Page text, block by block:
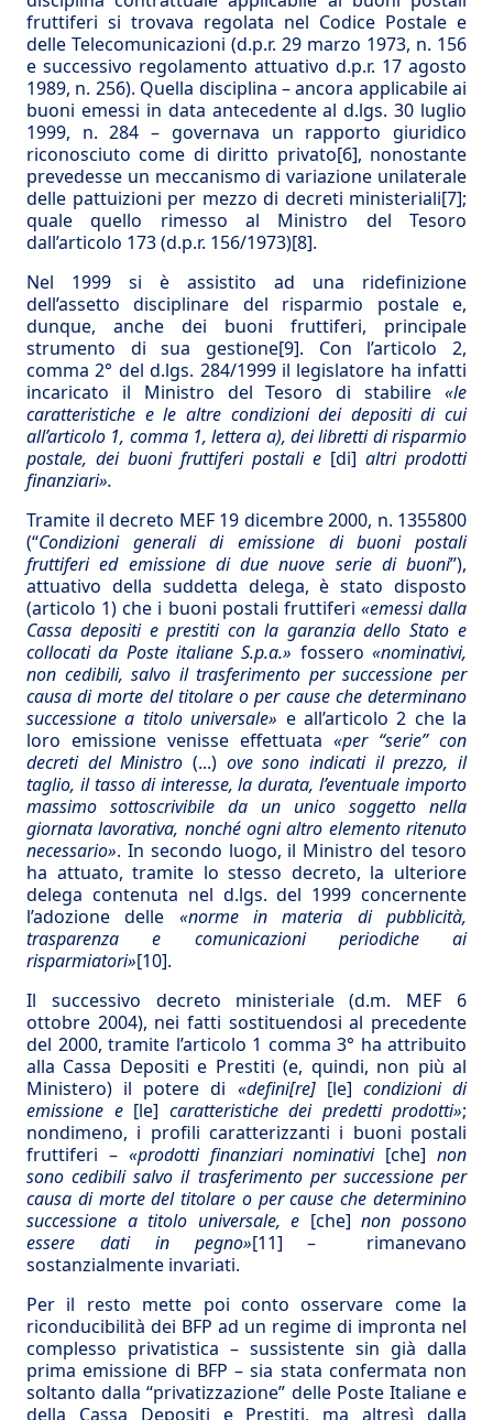
fruttiferi si trovava regolata nel Codice Postale e
delle Telecomunicazioni (d.p.r. 29 marzo 1973, n. 156
e successivo regolamento attuativo d.p.r. 17 agosto
1989, n. 256). Quella disciplina – ancora applicabile ai
buoni emessi in data antecedente al d.lgs. 30 luglio
1999, n. 284 – governava un rapporto giuridico
riconosciuto come di diritto privato[6], nonostante
prevedesse un meccanismo di variazione unilaterale
delle pattuizioni per mezzo di decreti ministeriali[7];
quale quello rimesso al Ministro del Tesoro
dall’articolo 173 (d.p.r. 156/1973)[8].
Nel 1999 si è assistito ad una ridefinizione
dell’assetto disciplinare del risparmio postale e,
dunque, anche dei buoni fruttiferi, principale
strumento di sua gestione[9]. Con l’articolo 2,
comma 2° del d.lgs. 284/1999 il legislatore ha infatti
incaricato il Ministro del Tesoro di stabilire «le
caratteristiche e le altre condizioni dei depositi di cui
all’articolo 1, comma 1, lettera a), dei libretti di risparmio
postale, dei buoni fruttiferi postali e [di] altri prodotti
finanziari».
Tramite il decreto MEF 19 dicembre 2000, n. 1355800
(“Condizioni generali di emissione di buoni postali
fruttiferi ed emissione di due nuove serie di buoni”),
attuativo della suddetta delega, è stato disposto
(articolo 1) che i buoni postali fruttiferi «emessi dalla
Cassa depositi e prestiti con la garanzia dello Stato e
collocati da Poste italiane S.p.a.» fossero «nominativi,
non cedibili, salvo il trasferimento per successione per
causa di morte del titolare o per cause che determinano
successione a titolo universale» e all’articolo 2 che la
loro emissione venisse effettuata «per “serie” con
decreti del Ministro (...) ove sono indicati il prezzo, il
taglio, il tasso di interesse, la durata, l’eventuale importo
massimo sottoscrivibile da un unico soggetto nella
giornata lavorativa, nonché ogni altro elemento ritenuto
necessario». In secondo luogo, il Ministro del tesoro
ha attuato, tramite lo stesso decreto, la ulteriore
delega contenuta nel d.lgs. del 1999 concernente
l’adozione delle «norme in materia di pubblicità,
trasparenza e comunicazioni periodiche ai
risparmiatori»[10].
Il successivo decreto ministeriale (d.m. MEF 6
ottobre 2004), nei fatti sostituendosi al precedente
del 2000, tramite l’articolo 1 comma 3° ha attribuito
alla Cassa Depositi e Prestiti (e, quindi, non più al
Ministero) il potere di «defini[re] [le] condizioni di
emissione e [le] caratteristiche dei predetti prodotti»;
nondimeno, i profili caratterizzanti i buoni postali
fruttiferi – «prodotti finanziari nominativi[che]non
sono cedibili salvo il trasferimento per successione per
causa di morte del titolare o per cause che determinino
successione a titolo universale, e [che] non possono
essere dati in pegno»[11] – rimanevano
sostanzialmente invariati.
Per il resto mette poi conto osservare come la
riconducibilità dei BFP ad un regime di impronta nel
complesso privatistica – sussistente sin già dalla
prima emissione di BFP – sia stata confermata non
soltanto dalla “privatizzazione” delle Poste Italiane e
della Cassa Depositi e Prestiti, ma altresì dalla